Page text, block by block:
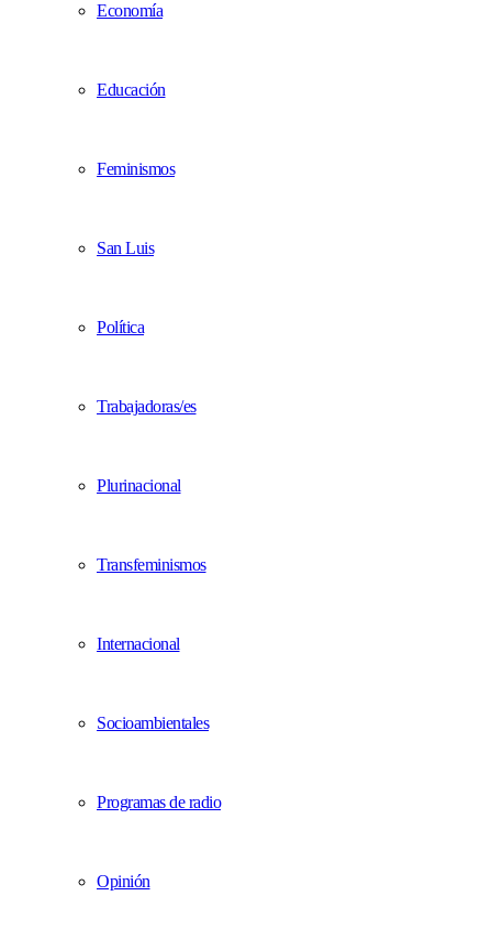
Economía
Educación
Feminismos
San Luis
Política
Trabajadoras/es
Plurinacional
Transfeminismos
Internacional
Socioambientales
Programas de radio
Opinión